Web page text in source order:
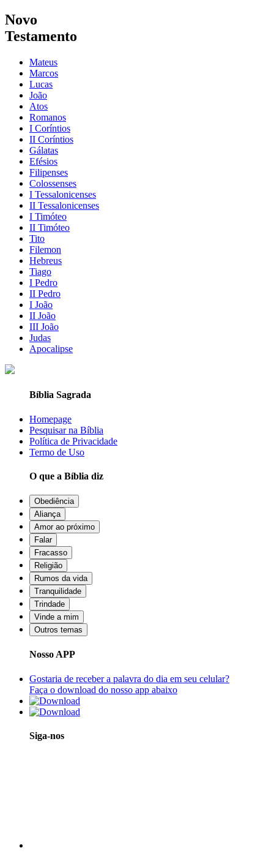
Novo
Testamento
Mateus
Marcos
Lucas
João
Atos
Romanos
I Coríntios
II Coríntios
Gálatas
Efésios
Filipenses
Colossenses
I Tessalonicenses
II Tessalonicenses
I Timóteo
II Timóteo
Tito
Filemon
Hebreus
Tiago
I Pedro
II Pedro
I João
II João
III João
Judas
Apocalipse
Bíblia Sagrada
Homepage
Pesquisar na Bíblia
Política de Privacidade
Termo de Uso
O que a Bíblia diz
Obediência
Aliança
Amor ao próximo
Falar
Fracasso
Religião
Rumos da vida
Tranquilidade
Trindade
Vinde a mim
Outros temas
Nosso APP
Gostaria de receber a palavra do dia em seu celular?
Faça o download do nosso app abaixo
Siga-nos